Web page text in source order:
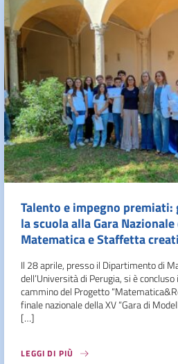
Talento e impegno
la scuola alla Gara
Matematica e Staffetta
Il 28 aprile, presso il Dipartimento di
dell’Università di Perugia, si è
cammino del Progetto
finale nazionale della XV “Gara di
[…]
LEGGI DI PIÙ